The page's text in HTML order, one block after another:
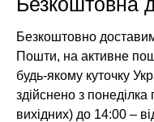
Безкоштовно
Пошти, на активне
будь-якому куточку
здійснено з
вихідних) до 14:00 –